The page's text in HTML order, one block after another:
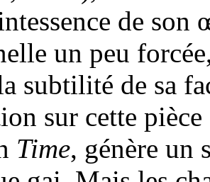
de
un peu
subtilité de sa
sur cette
Time, génère un